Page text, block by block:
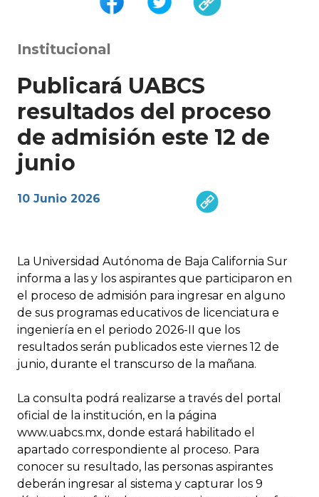
Institucional
Publicará UABCS
resultados del proceso
de admisión este 12 de
junio
10 Junio 2026
La Universidad Autónoma de Baja California Sur
informa a las y los aspirantes que participaron en
el proceso de admisión para ingresar en alguno
de sus programas educativos de licenciatura e
ingeniería en el periodo 2026-II que los
resultados serán publicados este viernes 12 de
junio, durante el transcurso de la mañana.
La consulta podrá realizarse a través del portal
oficial de la institución, en la página
www.uabcs.mx, donde estará habilitado el
apartado correspondiente al proceso. Para
conocer su resultado, las personas aspirantes
deberán ingresar al sistema y capturar los 9